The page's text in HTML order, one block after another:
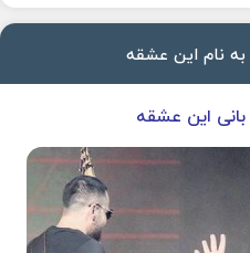
به نام این عشقه
این عشقه